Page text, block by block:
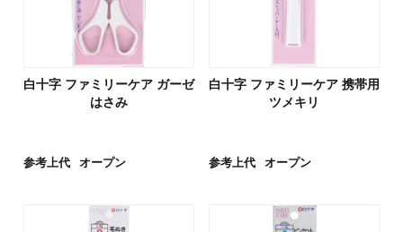
白十字 ファミリーケア ガーゼ
はさみ
参考上代 オープン
白十字 ファミリーケア 携帯用
ツメキリ
参考上代 オープン